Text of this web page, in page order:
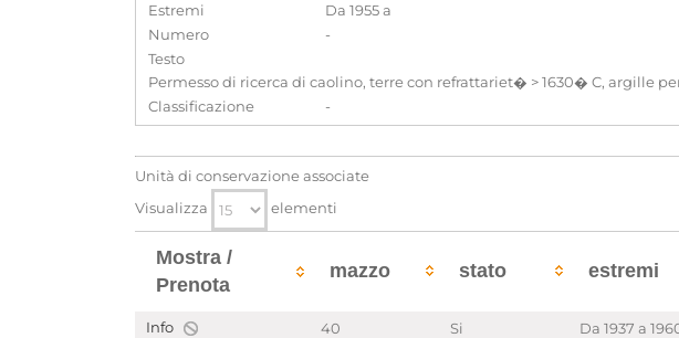
Estremi
Da 1955 a
Numero
-
Testo
Permesso di ricerca di caolino, terre con refrattariet� > 1630� C, argille
Classificazione
-
Unità di conservazione associate
Visualizza elementi
Mostra /
Prenota
mazzo stato estremi
Info 40 Si Da 1937 a